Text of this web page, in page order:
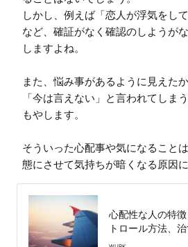
しかし、例えば「恋人が浮気をし
など、確証がなく確認のしようが
しますよね。
また、悩み事があるように見えた
「今は言えない」と言われてしま
もやします。
そういった心配事や気になること
態にさせて気持ちが暗くなる原因に
心配性な人の特
トロール方法、